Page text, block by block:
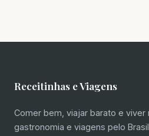
Receitinhas e Viagens
Comer bem, viajar barato e viver
gastronomia e viagens pelo